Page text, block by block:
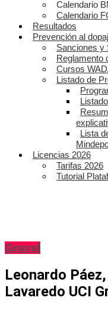
Calendario
Calendario
Resultados
Prevención al
Sanciones y
Reglamento
Cursos
Listado de
Lista
Licencias 2026
Tarifas 2026
Tutorial
Gravel
Leonardo
Lavaredo UCI